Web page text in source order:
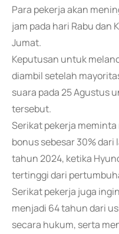
Para pekerja akan
jam pada hari Rabu dan
Jumat.
Keputusan untuk
diambil setelah
suara pada 25 Agustus
tersebut.
Serikat pekerja
bonus sebesar 30%
tahun 2024, ketika
tertinggi dari
Serikat pekerja juga
menjadi 64 tahun dari
secara hukum, serta